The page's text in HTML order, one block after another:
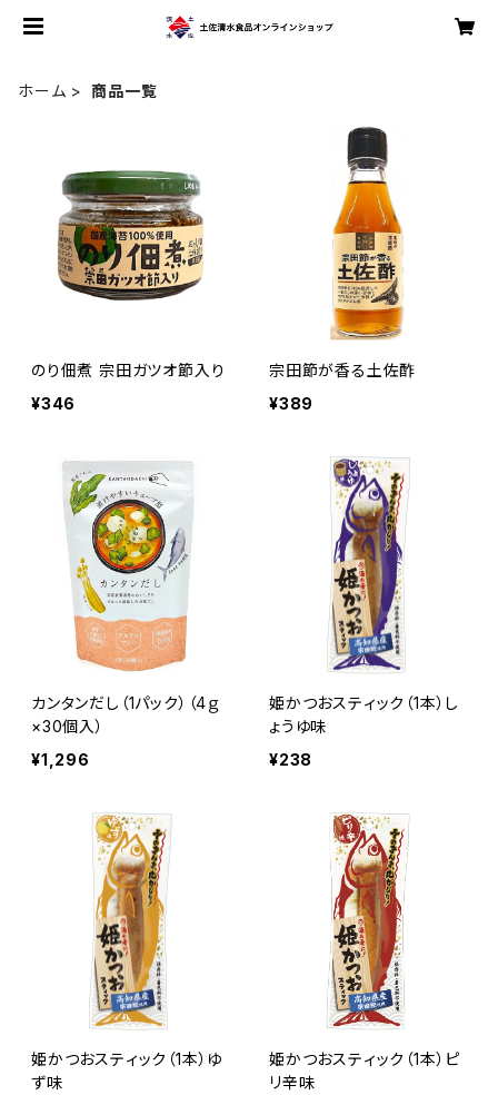
ホーム 商品一覧
のり佃煮 宗田ガツオ節入り
¥346
宗田節が香る土佐酢
¥389
カンタンだし（1パック）（4ｇ
×30個入）
¥1,296
姫かつおスティック（1本）し
ょうゆ味
¥238
姫かつおスティック（1本）ゆ
ず味
姫かつおスティック（1本）ピ
リ辛味